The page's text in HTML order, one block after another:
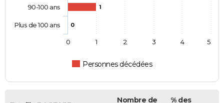
1
0
Personnes décédées
90-100 ans
Plus de 100 ans
0 1 2 3 4 5
Nombre de
% des